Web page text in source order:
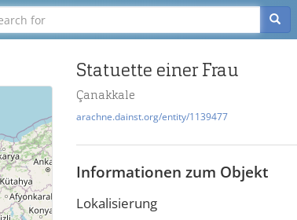
Statuette einer Frau
Çanakkale
arachne.dainst.org/entity/1139477
Informationen zum Objekt
Lokalisierung